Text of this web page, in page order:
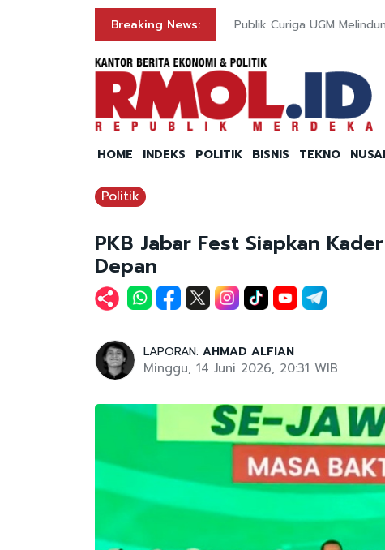
Breaking News: Publik Curiga UGM
HOME INDEKS POLITIK BISNIS TEKNO
Politik
PKB Jabar Fest Siapkan
Depan
LAPORAN: AHMAD ALFIAN
Minggu, 14 Juni 2026, 20:31 WIB